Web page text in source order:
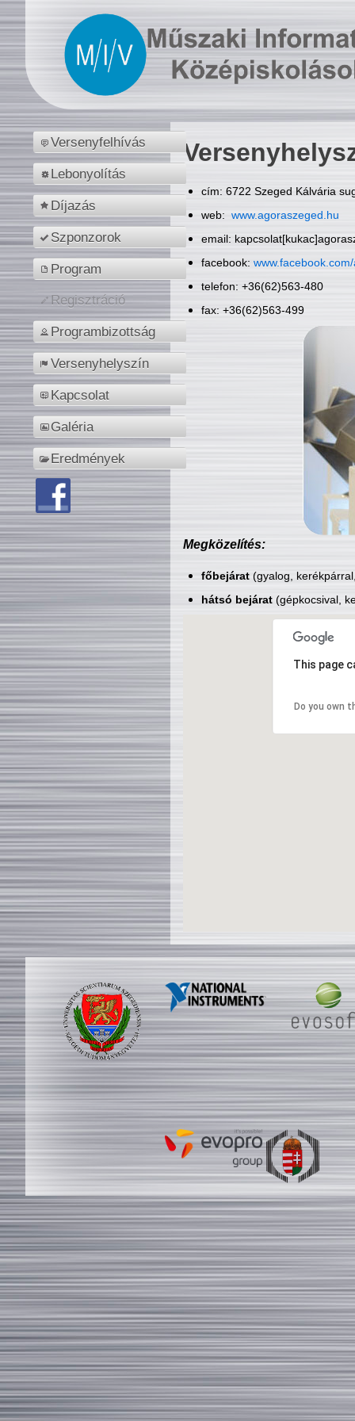
Versenyfelhívás
Lebonyolítás
Díjazás
Szponzorok
Program
Regisztráció
Programbizottság
Versenyhelyszín
Kapcsolat
Galéria
Eredmények
cím: 6722 Szeged Kálvária
web: www.agoraszeged.hu
email:
facebook:
telefon: +36(62)563-480
fax: +36(62)563-499
Megközelítés:
főbejárat(gyalog,
hátsó bejárat(gépkocsival,
This page
Do you own